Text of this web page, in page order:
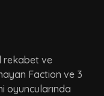
rekabet ve
Faction ve 3
oyuncularında